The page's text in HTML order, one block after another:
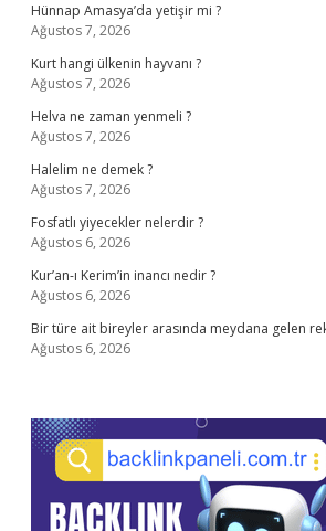
Hünnap Amasya’da yetişir mi ?
Ağustos 7, 2026
Kurt hangi ülkenin hayvanı ?
Ağustos 7, 2026
Helva ne zaman yenmeli ?
Ağustos 7, 2026
Halelim ne demek ?
Ağustos 7, 2026
Fosfatlı yiyecekler nelerdir ?
Ağustos 6, 2026
Kur’an-ı Kerim’in inancı nedir ?
Ağustos 6, 2026
Bir türe ait bireyler arasında meydana gelen
Ağustos 6, 2026